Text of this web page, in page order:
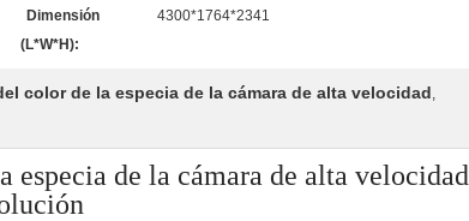
Dimensión
(L*W*H):
4300*1764*2341
color de la especia de la cámara de alta velocidad,
de la cámara de alta velocidad